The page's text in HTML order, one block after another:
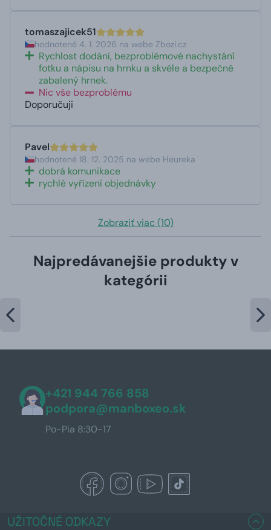
tomaszajicek51
hodnotené 4. 1. 2026 na webe Zbozi.cz
Rychlost dodání, bezproblémové nachystání
fotku a nápisu na hrnku a skvěle a bezpečně
zabalený hrnek.
Nic vše bezproblému
Doporučuji
Pavel
hodnotené 18. 12. 2025 na webe Heureka
dobrá komunikace
rychlé vyřízení objednávky
Zobraziť viac (10)
Najpredávanejšie produkty v
kategórii
+421 944 766 858
podpora@manboxeo.sk
Po-Pia 8:30-17
UŽITOČNÉ ODKAZY